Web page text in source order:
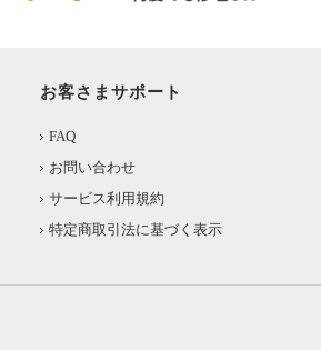
お客さまサポート
FAQ
お問い合わせ
サービス利用規約
特定商取引法に基づく表示